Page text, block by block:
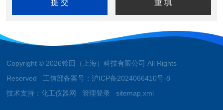
Copyright © 2026铃田（上海）科技有限公司 All Rights
Reserved 工信部备案号：沪ICP备2024066410号-8
技术支持：化工仪器网 管理登录 sitemap.xml